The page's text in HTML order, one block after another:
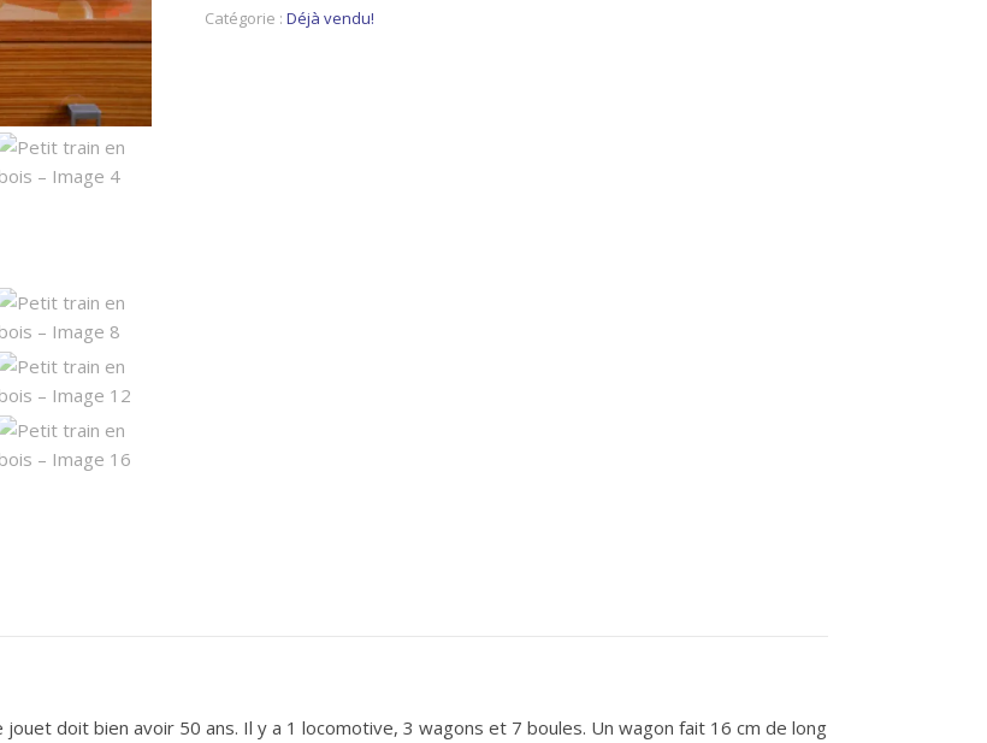
Catégorie : Déjà vendu!
jouet doit bien avoir 50 ans. Il y a 1 locomotive, 3 wagons et 7 boules. Un wagon fait 16 cm de long